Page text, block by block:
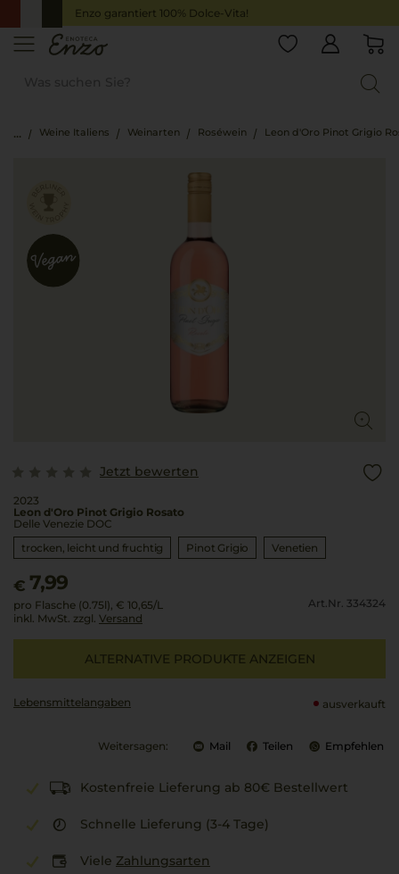
Enzo garantiert 100% Dolce-Vita!
Weine Italiens Weinarten Roséwein Leon d'Oro Pinot Grigio
Jetzt bewerten
2023
Leon d'Oro Pinot Grigio Rosato
Delle Venezie DOC
trocken, leicht und fruchtig
Pinot Grigio Venetien
€ 7,99
pro Flasche (0.75l), € 10,65/L
inkl. MwSt. zzgl. Versand
Art.Nr. 334324
ALTERNATIVE PRODUKTE ANZEIGEN
Lebensmittel­angaben ausverkauft
Weitersagen: Mail Teilen Empfehlen
Kostenfreie Lieferung ab 80€ Bestellwert
Schnelle Lieferung (3-4 Tage)
Viele Zahlungsarten